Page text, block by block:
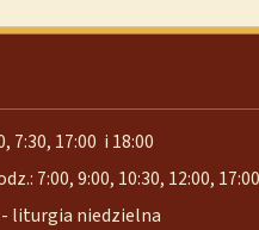
7:30, 17:00 i 18:00
7:00, 9:00, 10:30, 12:00,
- liturgia niedzielna